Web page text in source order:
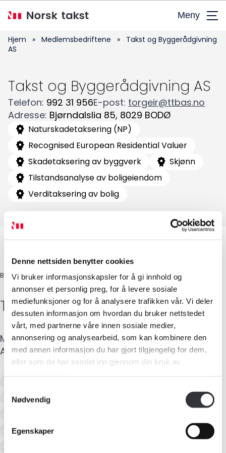
Denne nettsiden benytter cookies
Vi bruker informasjonskapsler for å gi innhold og
annonser et personlig preg, for å levere sosiale
mediefunksjoner og for å analysere trafikken vår. Vi deler
dessuten informasjon om hvordan du bruker nettstedet
vårt, med partnerne våre innen sosiale medier,
annonsering og analysearbeid, som kan kombinere den
med annen informasjon du har gjort tilgjengelig for dem,
eller som de har samlet inn gjennom din bruk av
Nødvendig
Egenskaper
hovedinnhold
Meny
Søk
etter:
Medlemskap
Hjem » Medlemsbedriftene »
Takst og Byggerådgivning
AS
Takst og Byggerådgivning AS
Telefon: 992 31 956E-post: torgeir@ttbas.no
Adresse: Bjørndalslia 85, 8029 BODØ
Naturskadetaksering (NP)
Recognised European Residential Valuer
Skadetaksering av byggverk
Skjønn
Tilstandsanalyse av boligeiendom
Verditaksering av bolig
BYGG-/TØMRERMESTER
Torgeir Håvardsen
Mobil: 992 31 956E-post: torgeir@ttbas.no
Adresse: Bjørndalslia 85 , 8029 BODØ
Tilstandsanalyse av boligeiendom
Skadetaksering av byggverk
Skjønn